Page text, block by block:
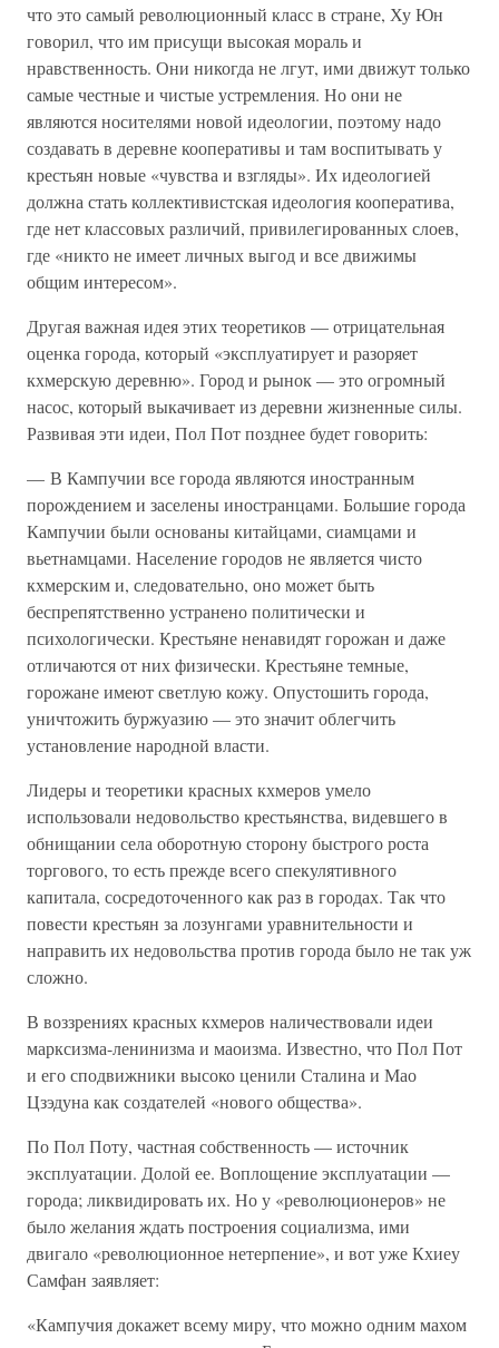
что это самый революционный класс в стране, Ху Юн
говорил, что им присущи высокая мораль и
нравственность. Они никогда не лгут, ими движут только
самые честные и чистые устремления. Но они не
являются носителями новой идеологии, поэтому надо
создавать в деревне кооперативы и там воспитывать у
крестьян новые «чувства и взгляды». Их идеологией
должна стать коллективистская идеология кооператива,
где нет классовых различий, привилегированных слоев,
где «никто не имеет личных выгод и все движимы
общим интересом».
Другая важная идея этих теоретиков — отрицательная
оценка города, который «эксплуатирует и разоряет
кхмерскую деревню». Город и рынок — это огромный
насос, который выкачивает из деревни жизненные силы.
Развивая эти идеи, Пол Пот позднее будет говорить:
— В Кампучии все города являются иностранным
порождением и заселены иностранцами. Большие города
Кампучии были основаны китайцами, сиамцами и
вьетнамцами. Население городов не является чисто
кхмерским и, следовательно, оно может быть
беспрепятственно устранено политически и
психологически. Крестьяне ненавидят горожан и даже
отличаются от них физически. Крестьяне темные,
горожане имеют светлую кожу. Опустошить города,
уничтожить буржуазию — это значит облегчить
установление народной власти.
Лидеры и теоретики красных кхмеров умело
использовали недовольство крестьянства, видевшего в
обнищании села оборотную сторону быстрого роста
торгового, то есть прежде всего спекулятивного
капитала, сосредоточенного как раз в городах. Так что
повести крестьян за лозунгами уравнительности и
направить их недовольства против города было не так уж
сложно.
В воззрениях красных кхмеров наличествовали идеи
марксизма-ленинизма и маоизма. Известно, что Пол Пот
и его сподвижники высоко ценили Сталина и Мао
Цзэдуна как создателей «нового общества».
По Пол Поту, частная собственность — источник
эксплуатации. Долой ее. Воплощение эксплуатации —
города; ликвидировать их. Но у «революционеров» не
было желания ждать построения социализма, ими
двигало «революционное нетерпение», и вот уже Кхиеу
Самфан заявляет:
«Кампучия докажет всему миру, что можно одним махом